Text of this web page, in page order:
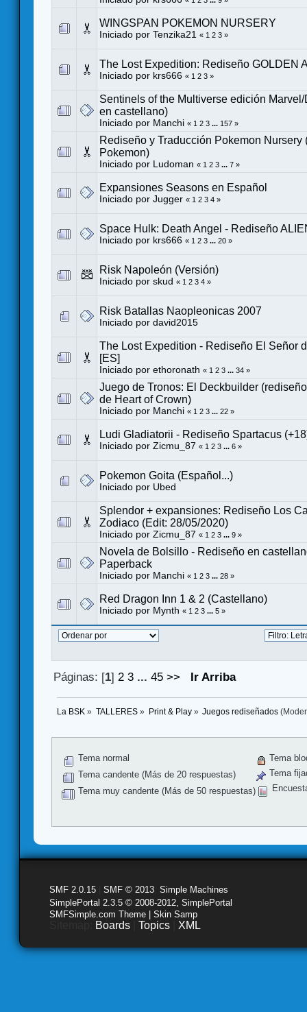
WINGSPAN POKEMON NURSERY
Iniciado por Tenzika21 « 1 2 3 »
The Lost Expedition: Rediseño GOLDEN
Iniciado por krs666 « 1 2 3 »
Sentinels of the Multiverse edición
en castellano)
Iniciado por Manchi « 1 2 3 ... 157 »
Rediseño y Traducción Pokemon Nursery
Pokemon)
Iniciado por Ludoman « 1 2 3 ... 7 »
Expansiones Seasons en Español
Iniciado por Jugger « 1 2 3 4 »
Space Hulk: Death Angel - Rediseño
Iniciado por krs666 « 1 2 3 ... 20 »
Risk Napoleón (Versión)
Iniciado por skud « 1 2 3 4 »
Risk Batallas Naopleonicas 2007
Iniciado por david2015
The Lost Expedition - Rediseño El Señor
[ES]
Iniciado por ethoronath « 1 2 3 ... 34 »
Juego de Tronos: El Deckbuilder
de Heart of Crown)
Iniciado por Manchi « 1 2 3 ... 22 »
Ludi Gladiatorii - Rediseño Spartacus
Iniciado por Zicmu_87 « 1 2 3 ... 6 »
Pokemon Goita (Español...)
Iniciado por Ubed
Splendor + expansiones: Rediseño Los
Zodiaco (Edit: 28/05/2020)
Iniciado por Zicmu_87 « 1 2 3 ... 9 »
Novela de Bolsillo - Rediseño en
Paperback
Iniciado por Manchi « 1 2 3 ... 28 »
Red Dragon Inn 1 & 2 (Castellano)
Iniciado por Mynth « 1 2 3 ... 5 »
Páginas: [1] 2 3 ...45 >> Ir Arriba
La BSK » TALLERES» Print & Play» Juegos rediseñados
Tema normal
Tema candente (Más de 20 respuestas)
Tema muy candente (Más de 50 respuestas)
Tema
Tema
SMF 2.0.15 SMF © 2013 Simple Machines
SimplePortal 2.3.5 © 2008-2012, SimplePortal
SMFSimple.com Theme | Skin Samp
Boards Topics XML